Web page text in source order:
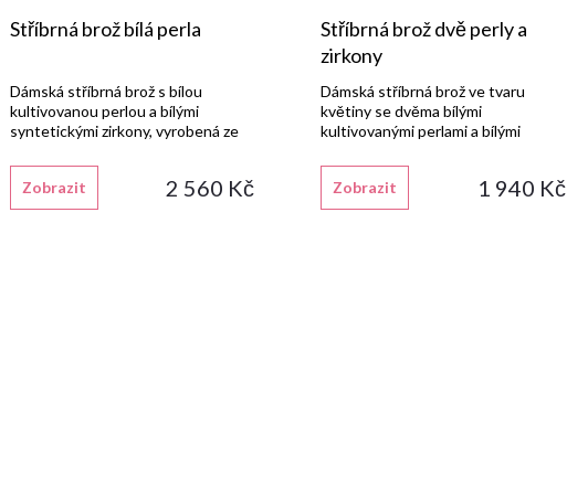
Stříbrná brož bílá perla
2 560 Kč
Zobrazit
Dámská stříbrná brož s bílou
kultivovanou perlou a bílými
syntetickými zirkony, vyrobená ze
rhodiovanou povrchovou úpravou.
Stříbrná brož dvě perly a
zirkony
1 940 Kč
Zobrazit
Dámská stříbrná brož ve tvaru
květiny se dvěma bílými
kultivovanými perlami a bílými
stříbra 925/1000 s lesklou
rhodiovanou povrchovou úpravou.